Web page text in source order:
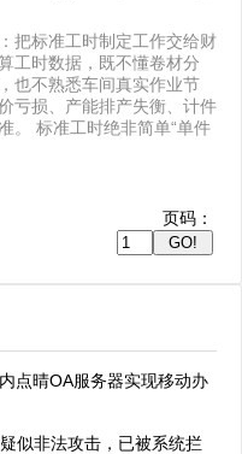
把标准工时制定工作交给财
工时数据，既不懂卷材分
也不熟悉车间真实作业节
亏损、产能排产失衡、计件
。 标准工时绝非简单“单件
页码：
点晴OA服务器实现移动办
似非法攻击，已被系统拦